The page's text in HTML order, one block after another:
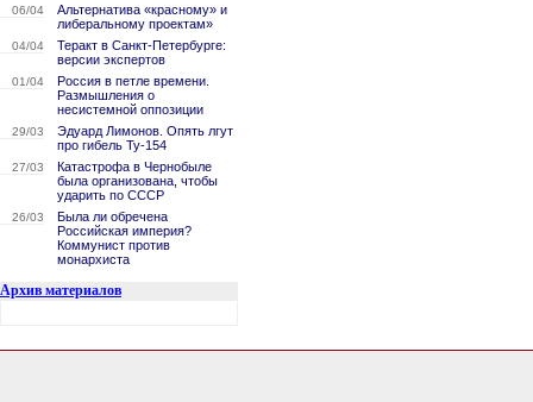
06/04
Альтернатива «красному» и
либеральному проектам»
04/04
Теракт в Санкт-Петербурге:
версии экспертов
01/04
Россия в петле времени.
Размышления о
несистемной оппозиции
29/03
Эдуард Лимонов. Опять лгут
про гибель Ту-154
27/03
Катастрофа в Чернобыле
была организована, чтобы
ударить по СССР
26/03
Была ли обречена
Российская империя?
Коммунист против
монархиста
Архив материалов